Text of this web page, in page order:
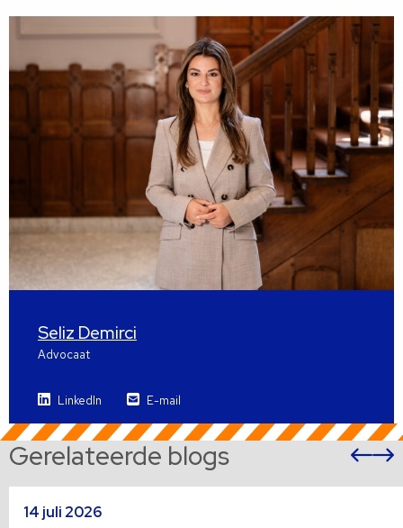
Seliz Demirci
Advocaat
LinkedIn E-mail
Gerelateerde blogs
14 juli 2026
meer